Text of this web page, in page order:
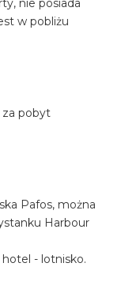
nie posiada
w pobliżu
za pobyt
Pafos, można
Harbour
- lotnisko.